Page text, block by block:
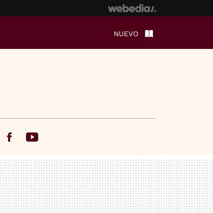
NUEVO
FacebookYoutube